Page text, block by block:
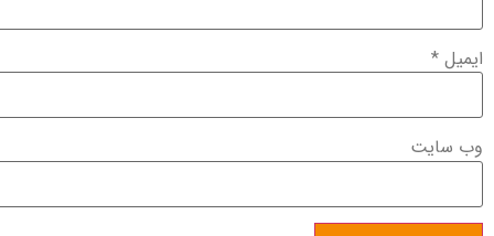
ایمیل *
وب‌ سایت